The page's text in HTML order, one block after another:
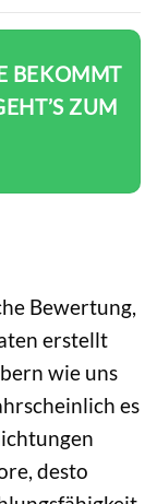
BEKOMMT
ZUM
Bewertung,
erstellt
wie uns
es
desto